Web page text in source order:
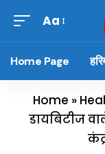
Aa
Home Page
Home »
डायबिटीज